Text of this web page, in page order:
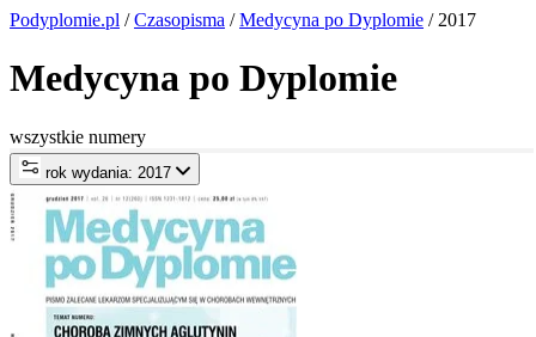
Podyplomie.pl /Czasopisma /Medycyna po Dyplomie / 2017
Medycyna po Dyplomie
wszystkie numery
rok wydania: 2017